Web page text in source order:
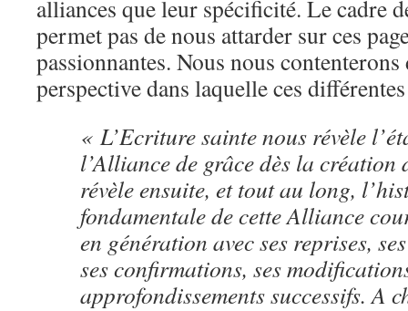
alliances que leur spécificité. Le cadre
permet pas de nous attarder sur ces
passionnantes. Nous nous contenterons
perspective dans laquelle ces
« L’Ecriture sainte nous révèle
l’Alliance de grâce dès la création
révèle ensuite, et tout au long,
fondamentale de cette Alliance
en génération avec ses reprises,
ses confirmations, ses
approfondissements successifs. A